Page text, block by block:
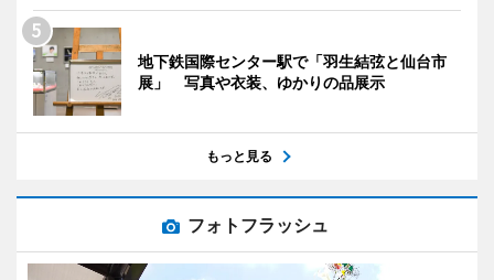
地下鉄国際センター駅で「羽生結弦と仙台市
展」 写真や衣装、ゆかりの品展示
もっと見る
フォトフラッシュ